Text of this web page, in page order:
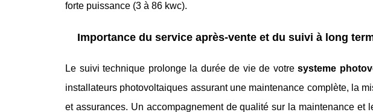
forte puissance (3 à 86 kwc).
Importance du service après-vente et du suivi à long
Le suivi technique prolonge la durée de vie de votresysteme
installateurs photovoltaiques assurant une maintenance complète, la
et assurances. Un accompagnement de qualité sur la maintenance et